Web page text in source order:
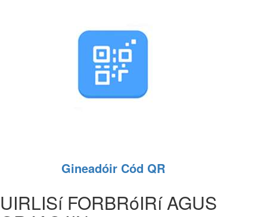
Gineadóir Cód QR
UIRLISí FORBRóIRí AGUS